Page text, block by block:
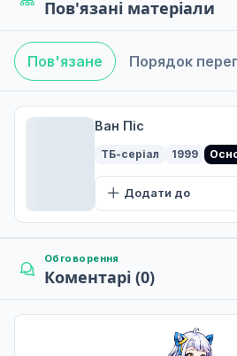
Пов'язані матеріали
Пов'язане Порядок
Ван Піс
ТБ-серіал 1999
Додати до
Обговорення
Коментарі (0)